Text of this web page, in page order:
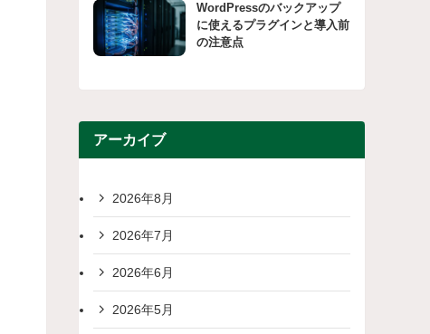
WordPressのバックアップ
に使えるプラグインと導入前
の注意点
アーカイブ
2026年8月
2026年7月
2026年6月
2026年5月